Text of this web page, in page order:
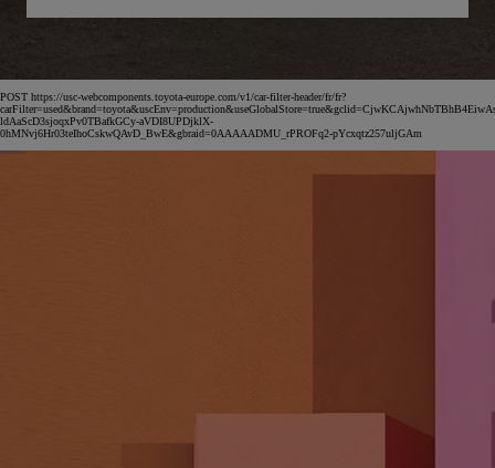
POST https://usc-webcomponents.toyota-europe.com/v1/car-filter-header/fr/fr?
ldAaScD3sjoqxPv0TBafkGCy-aVDI8UPDjklX-
0hMNvj6Hr03teIhoCskwQAvD_BwE&gbraid=0AAAAADMU_rPROFq2-pYcxqtz257uljGAm